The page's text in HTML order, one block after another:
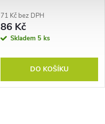
71 Kč bez DPH
86 Kč
Skladem 5 ks
DO KOŠÍKU